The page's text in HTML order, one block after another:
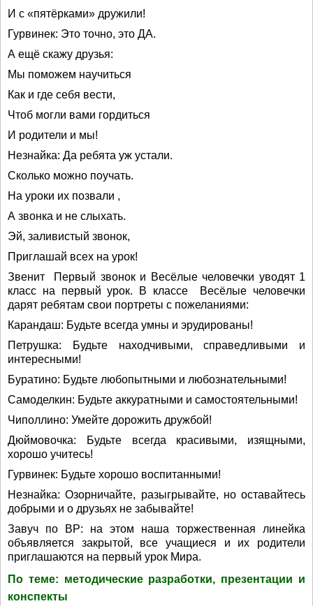
И с «пятёрками» дружили!
Гурвинек: Это точно, это ДА.
А ещё скажу друзья:
Мы поможем научиться
Как и где себя вести,
Чтоб могли вами гордиться
И родители и мы!
Незнайка: Да ребята уж устали.
Сколько можно поучать.
На уроки их позвали ,
А звонка и не слыхать.
Эй, заливистый звонок,
Приглашай всех на урок!
Звенит Первый звонок и Весёлые человечки уводят 1
класс на первый урок. В классе Весёлые человечки
дарят ребятам свои портреты с пожеланиями:
Карандаш: Будьте всегда умны и эрудированы!
Петрушка: Будьте находчивыми, справедливыми и
интересными!
Буратино: Будьте любопытными и любознательными!
Самоделкин: Будьте аккуратными и самостоятельными!
Чиполлино: Умейте дорожить дружбой!
Дюймовочка: Будьте всегда красивыми, изящными,
хорошо учитесь!
Гурвинек: Будьте хорошо воспитанными!
Незнайка: Озорничайте, разыгрывайте, но оставайтесь
добрыми и о друзьях не забывайте!
Завуч по ВР: на этом наша торжественная линейка
объявляется закрытой, все учащиеся и их родители
приглашаются на первый урок Мира.
По теме: методические разработки, презентации и
конспекты